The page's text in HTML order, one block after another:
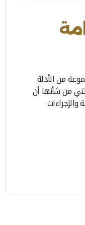
من الأدلة
من شأنها أن